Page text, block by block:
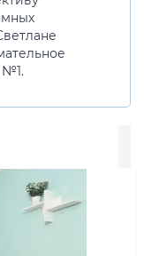
№1.